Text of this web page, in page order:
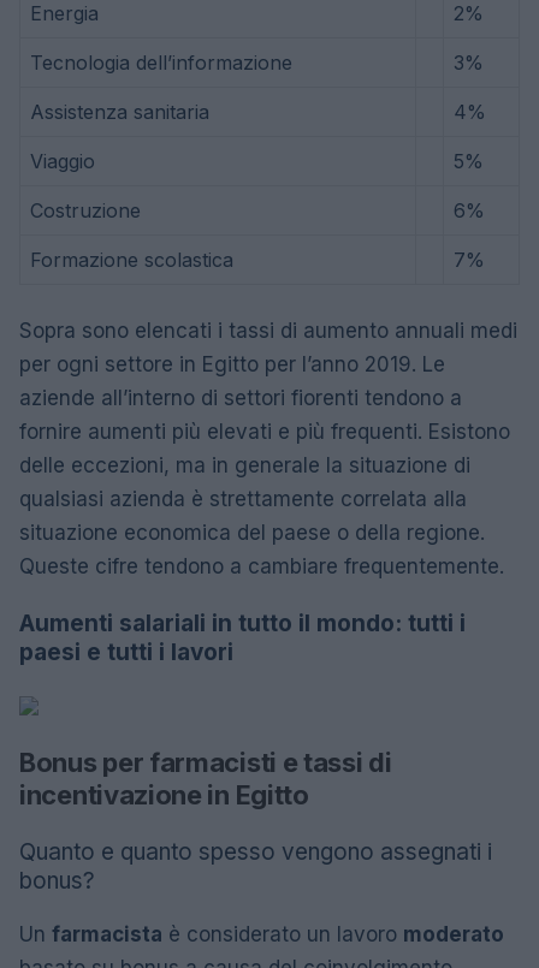
Energia 2%
Tecnologia dell’informazione 3%
Assistenza sanitaria 4%
Viaggio 5%
Costruzione 6%
Formazione scolastica 7%
Sopra sono elencati i tassi di aumento annuali medi
per ogni settore in Egitto per l’anno 2019. Le
aziende all’interno di settori fiorenti tendono a
fornire aumenti più elevati e più frequenti. Esistono
delle eccezioni, ma in generale la situazione di
qualsiasi azienda è strettamente correlata alla
situazione economica del paese o della regione.
Queste cifre tendono a cambiare frequentemente.
Aumenti salariali in tutto il mondo: tutti i
paesi e tutti i lavori
Bonus per farmacisti e tassi di
incentivazione in Egitto
Quanto e quanto spesso vengono assegnati i
bonus?
Un farmacista è considerato un lavoro moderato